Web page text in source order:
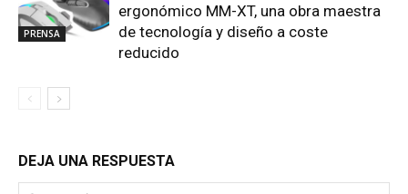
PRENSA
ergonómico MM-XT, una obra maestra
de tecnología y diseño a coste
reducido
DEJA UNA RESPUESTA